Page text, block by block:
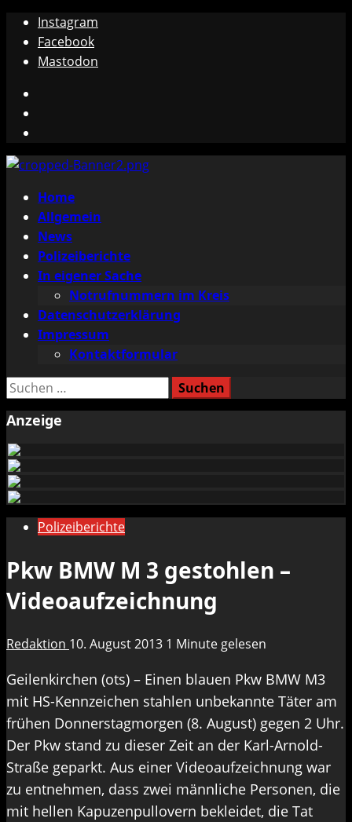
Zum
Inhalt
springen
Instagram
Facebook
Mastodon
Primäres
Menü
Home
Allgemein
News
Polizeiberichte
In eigener Sache
Notrufnummern im Kreis
Datenschutzerklärung
Impressum
Kontaktformular
Suchen
Anzeige
Polizeiberichte
Pkw BMW M 3 gestohlen –
Videoaufzeichnung
Redaktion 10. August 2013 1 Minute gelesen
Geilenkirchen (ots) – Einen blauen Pkw BMW M3
mit HS-Kennzeichen stahlen unbekannte Täter am
frühen Donnerstagmorgen (8. August) gegen 2 Uhr.
Der Pkw stand zu dieser Zeit an der Karl-Arnold-
Straße geparkt. Aus einer Videoaufzeichnung war
zu entnehmen, dass zwei männliche Personen, die
mit hellen Kapuzenpullovern bekleidet, die Tat